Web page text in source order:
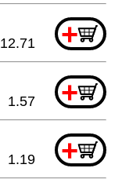
+
12.71
+
1.57
+
1.19